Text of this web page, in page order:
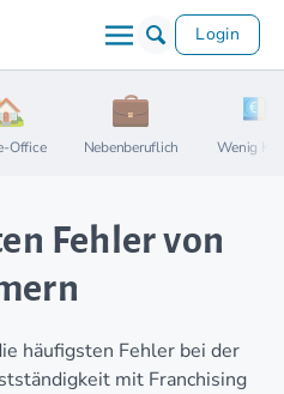
Login
Office Nebenberuflich Wenig
Fehler von
häufigsten Fehler bei der
mit Franchising